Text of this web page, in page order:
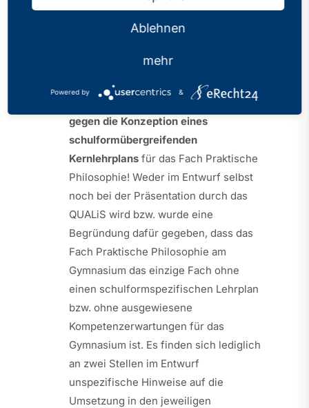
darin enthaltene Forderung nach einem
schulformspezifischen KLP blieb
Wir erheben ausdrücklichProtest
gegen die Konzeption eines
schulformübergreifenden
Kernlehrplansfür das Fach Praktische
Philosophie! Weder im Entwurf selbst
noch bei der Präsentation durch das
QUALiS wird bzw. wurde eine
Begründung dafür gegeben, dass das
Fach Praktische Philosophie am
Gymnasium das einzige Fach ohne
einen schulformspezifischen Lehrplan
bzw. ohne ausgewiesene
Kompetenzerwartungen für das
Gymnasium ist. Es finden sich lediglich
an zwei Stellen im Entwurf
unspezifische Hinweise auf die
Umsetzung in den jeweiligen
Ablehnen
mehr
Powered by &